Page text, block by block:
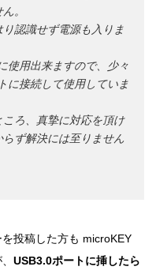
。
認識せず電源も入りま
使用出来ますので、少々
に接続して使用していま
ろ、真摯に対応を頂け
ず解決には至りません
投稿した方も microKEY
USB3.0ポートに挿したら